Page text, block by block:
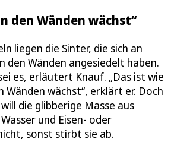
den Wänden wächst“
liegen die Sinter, die sich an
den Wänden angesiedelt haben.
es, erläutert Knauf. „Das ist wie
Wänden wächst“, erklärt er. Doch
die glibberige Masse aus
und Eisen- oder
sonst stirbt sie ab.